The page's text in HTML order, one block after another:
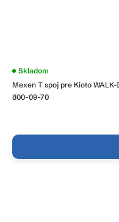
Mexen T spoj pre Kioto
800-09-70
Skladom